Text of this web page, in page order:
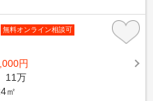
無料オンライン相談可
円
11万
㎡